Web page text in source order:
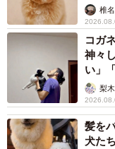
あんなにいろいろな
時期は、この時期
接を受けて内々定を
は13年で、正社員
は個人事業主となっ
人生なんてどうにで
椎
コガ
神々
い」
梨
髪を
犬た